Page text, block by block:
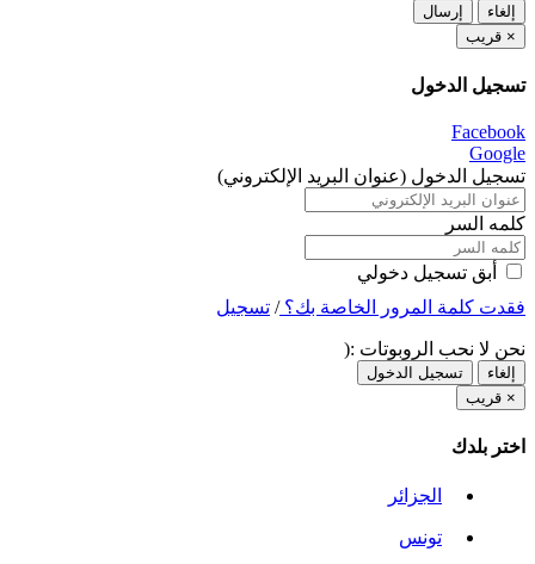
إلغاء
إرسال
× قريب
تسجيل الدخول
Facebook
Google
تسجيل الدخول (عنوان البريد الإلكتروني)
كلمه السر
أبق تسجيل دخولي
فقدت كلمة المرور الخاصة بك؟/ تسجيل
نحن لا نحب الروبوتات :(
إلغاء
تسجيل الدخول
× قريب
اختر بلدك
الجزائر
تونس